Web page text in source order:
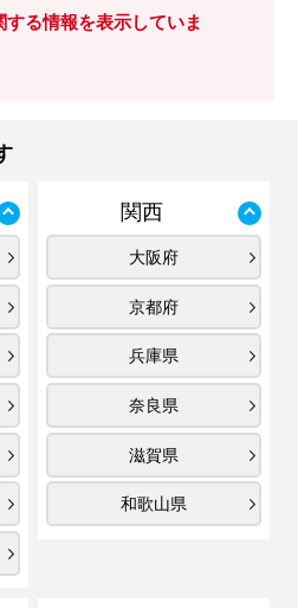
する情報を表示していま
関西
大阪府
京都府
兵庫県
奈良県
滋賀県
和歌山県